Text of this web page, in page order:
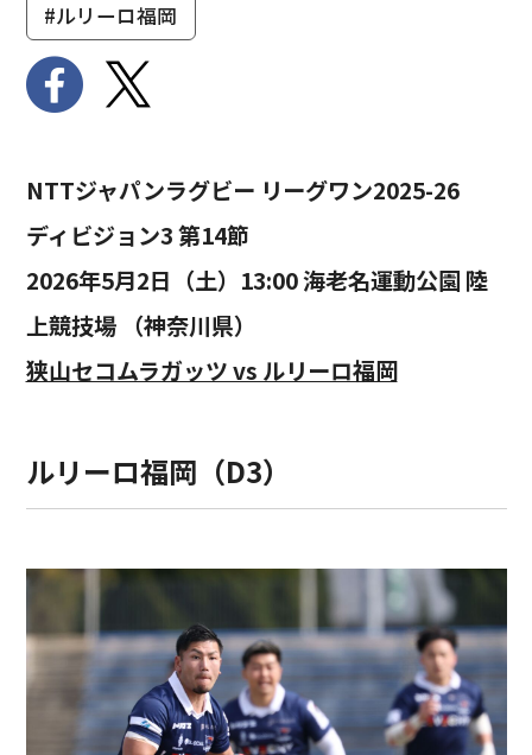
#ルリーロ福岡
NTTジャパンラグビー リーグワン2025-26
ディビジョン3 第14節
2026年5月2日（土）13:00 海老名運動公園 陸
上競技場 （神奈川県）
狭山セコムラガッツ vs ルリーロ福岡
ルリーロ福岡（D3）